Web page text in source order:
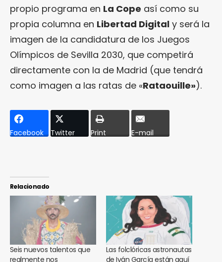
propio programa en La Cope así como su
propia columna en Libertad Digital y será la
imagen de la candidatura de los Juegos
Olímpicos de Sevilla 2030, que competirá
directamente con la de Madrid (que tendrá
como imagen a las ratas de «Rataouille»).
Facebook Twitter Print E-mail
Relacionado
Seis nuevos talentos que
realmente nos
Las folclóricas astronautas
de Iván García están aquí